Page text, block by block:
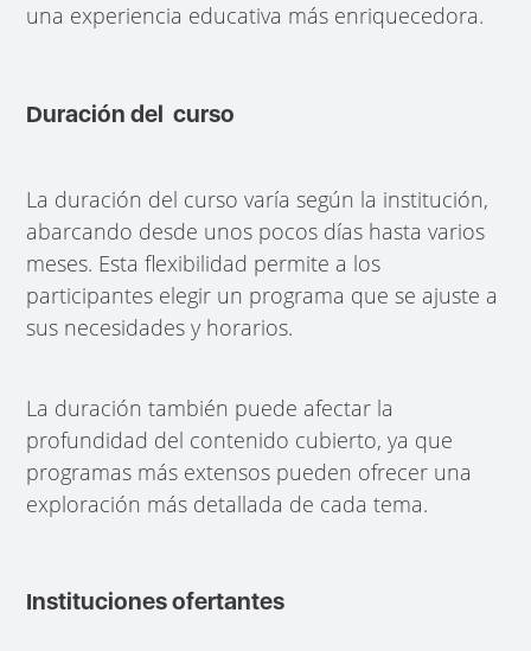
una experiencia educativa más enriquecedora.
Duración del curso
La duración del curso varía según la institución,
abarcando desde unos pocos días hasta varios
meses. Esta flexibilidad permite a los
participantes elegir un programa que se ajuste a
sus necesidades y horarios.
La duración también puede afectar la
profundidad del contenido cubierto, ya que
programas más extensos pueden ofrecer una
exploración más detallada de cada tema.
Instituciones ofertantes